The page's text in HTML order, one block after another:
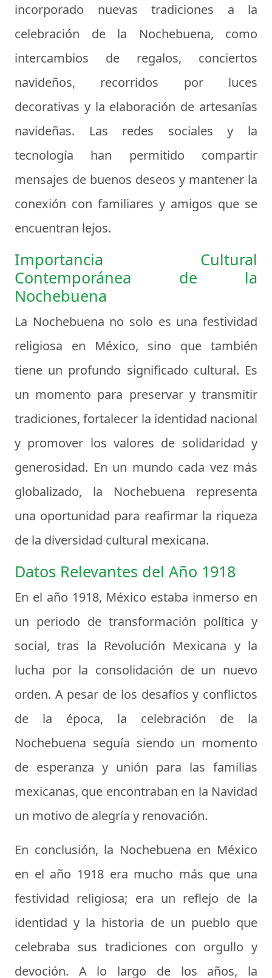
incorporado nuevas tradiciones a la
celebración de la Nochebuena, como
intercambios de regalos, conciertos
navideños, recorridos por luces
decorativas y la elaboración de artesanías
navideñas. Las redes sociales y la
tecnología han permitido compartir
mensajes de buenos deseos y mantener la
conexión con familiares y amigos que se
encuentran lejos.
Importancia Cultural
Contemporánea de la
Nochebuena
La Nochebuena no solo es una festividad
religiosa en México, sino que también
tiene un profundo significado cultural. Es
un momento para preservar y transmitir
tradiciones, fortalecer la identidad nacional
y promover los valores de solidaridad y
generosidad. En un mundo cada vez más
globalizado, la Nochebuena representa
una oportunidad para reafirmar la riqueza
de la diversidad cultural mexicana.
Datos Relevantes del Año 1918
En el año 1918, México estaba inmerso en
un periodo de transformación política y
social, tras la Revolución Mexicana y la
lucha por la consolidación de un nuevo
orden. A pesar de los desafíos y conflictos
de la época, la celebración de la
Nochebuena seguía siendo un momento
de esperanza y unión para las familias
mexicanas, que encontraban en la Navidad
un motivo de alegría y renovación.
En conclusión, la Nochebuena en México
en el año 1918 era mucho más que una
festividad religiosa; era un reflejo de la
identidad y la historia de un pueblo que
celebraba sus tradiciones con orgullo y
devoción. A lo largo de los años, la